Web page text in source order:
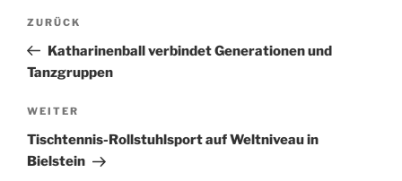
Beitragsnavigation
Vorheriger
Beitrag
ZURÜCK
Katharinenball verbindet Generationen und
Tanzgruppen
Nächster
Beitrag
WEITER
Tischtennis-Rollstuhlsport auf Weltniveau in
Bielstein